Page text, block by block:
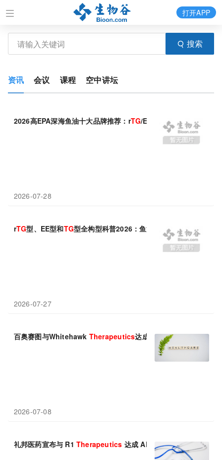
搜索
打开APP
资讯 会议 课程 空中讲坛
2026高EPA深海鱼油十大品牌推荐：rTG/EE/ 分构型主流鱼油
2026-07-28
rTG型、EE型和TG型全构型科普2026：鱼油品牌的纯度配比、权
2026-07-27
百奥赛图与Whitehawk Therapeutics达成全球合作，共同开发
2026-07-08
礼邦医药宣布与 R1 Therapeutics 达成 AP306 股权及海外授权